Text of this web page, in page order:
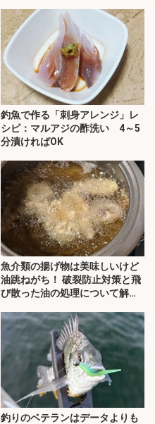
釣魚で作る「刺身アレンジ」レ
シピ：マルアジの酢洗い 4～5
分漬ければOK
魚介類の揚げ物は美味しいけど
油跳ねがち！ 破裂防止対策と飛
び散った油の処理について解
釣りのベテランはデータよりも